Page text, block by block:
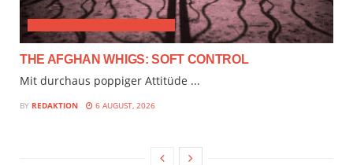
THE AFGHAN WHIGS: SOFT CONTROL
Mit durchaus poppiger Attitüde ...
BY REDAKTION 6 AUGUST, 2026